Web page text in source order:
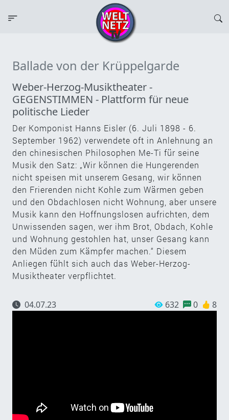
Ballade von der Krüppelgarde
Weber-Herzog-Musiktheater -
GEGENSTIMMEN - Plattform für neue
politische Lieder
Der Komponist Hanns Eisler (6. Juli 1898 - 6.
September 1962) verwendete oft in Anlehnung an
den chinesischen Philosophen Me-Ti für seine
Musik den Satz: „Wir können die Hungerenden
nicht speisen mit unserem Gesang, wir können
den Frierenden nicht Kohle zum Wärmen geben
und den Obdachlosen nicht Wohnung, aber unsere
Musik kann den Hoffnungslosen aufrichten, dem
Unwissenden sagen, wer ihm Brot, Obdach, Kohle
und Wohnung gestohlen hat, unser Gesang kann
den Müden zum Kämpfer machen.“ Diesem
Anliegen fühlt sich auch das Weber-Herzog-
Musiktheater verpflichtet.
04.07.23 632 0 8